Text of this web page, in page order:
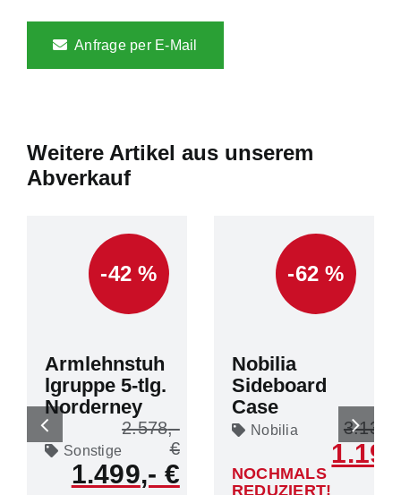
Anfrage per E-Mail
Weitere Artikel aus unserem
Abverkauf
Armlehnstuh
lgruppe 5-tlg.
Norderney
-42 %
Sonstige
2.578
1.499
Nobilia
Sideboard
Case
-62 %
Nobilia 3.133
NOCHMALS
REDUZIERT!
1.199